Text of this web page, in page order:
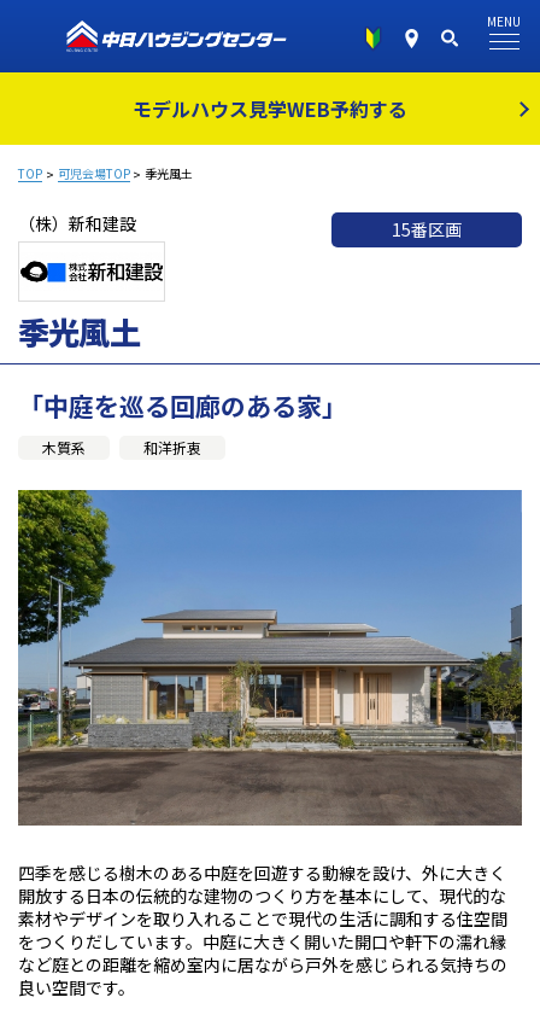
モデルハウス見学WEB予約する
MENU
TOP 可児会場TOP 季光風土
（株）新和建設 15番区画
季光風土
「中庭を巡る回廊のある家」
木質系 和洋折衷
四季を感じる樹木のある中庭を回遊する動線を設け、外に大きく
開放する日本の伝統的な建物のつくり方を基本にして、現代的な
素材やデザインを取り入れることで現代の生活に調和する住空間
をつくりだしています。中庭に大きく開いた開口や軒下の濡れ縁
など庭との距離を縮め室内に居ながら戸外を感じられる気持ちの
良い空間です。